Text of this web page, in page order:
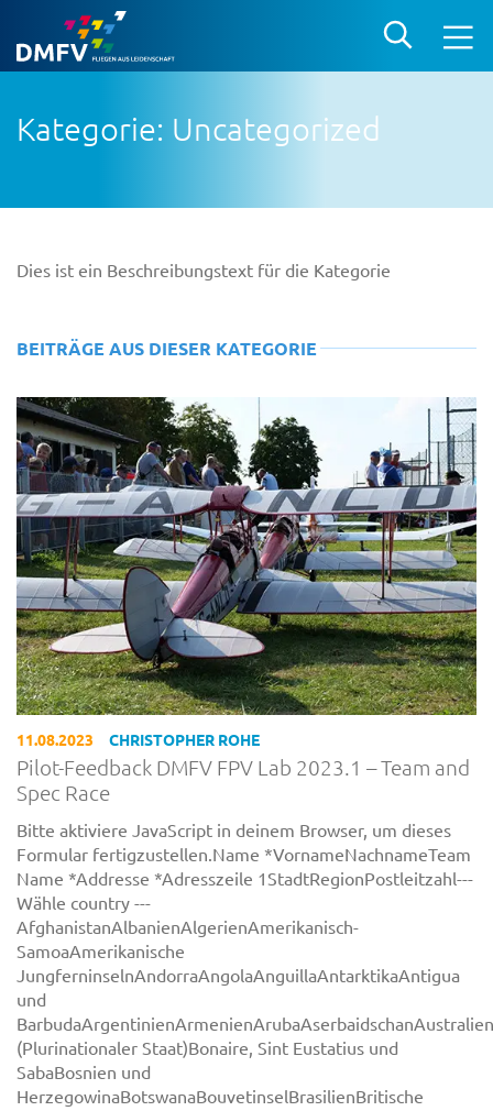
Kategorie: Uncategorized
Dies ist ein Beschreibungstext für die Kategorie
BEITRÄGE AUS DIESER KATEGORIE
11.08.2023 CHRISTOPHER ROHE
Pilot-Feedback DMFV FPV Lab 2023.1 – Team and
Spec Race
Bitte aktiviere JavaScript in deinem Browser, um dieses
Formular fertigzustellen.Name *VornameNachnameTeam
Name *Addresse *Adresszeile 1StadtRegionPostleitzahl---
Wähle country ---
AfghanistanAlbanienAlgerienAmerikanisch-
SamoaAmerikanische
JungferninselnAndorraAngolaAnguillaAntarktikaAntigua
und
(Plurinationaler Staat)Bonaire, Sint Eustatius und
SabaBosnien und
HerzegowinaBotswanaBouvetinselBrasilienBritische